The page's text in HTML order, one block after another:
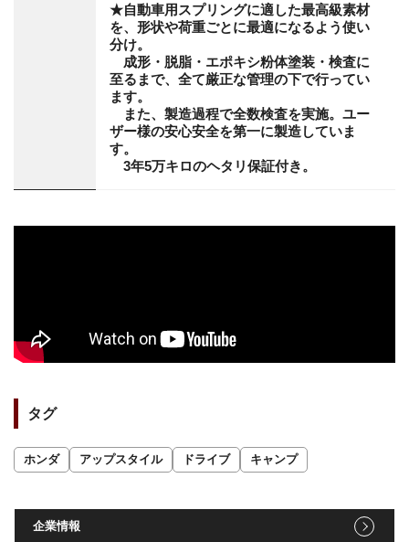
★自動車用スプリングに適した最高級素材
を、形状や荷重ごとに最適になるよう使い
分け。
成形・脱脂・エポキシ粉体塗装・検査に
至るまで、全て厳正な管理の下で行ってい
ます。
また、製造過程で全数検査を実施。ユー
ザー様の安心安全を第一に製造していま
す。
3年5万キロのヘタリ保証付き。
タグ
ホンダ アップスタイル ドライブ キャンプ
企業情報